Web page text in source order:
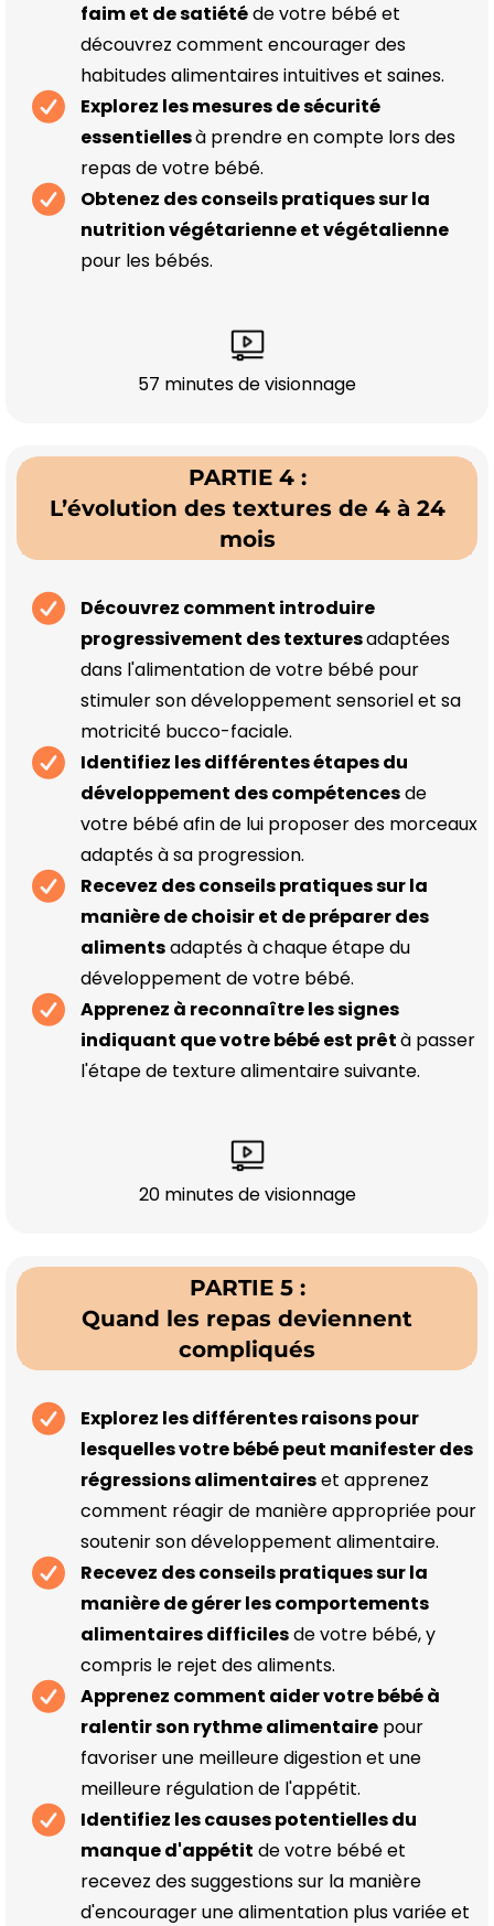
faim et de satiétéde votre bébé et
découvrez comment encourager des
habitudes alimentaires intuitives et saines.
Explorez les mesures de sécurité
essentiellesà prendre en compte lors des
repas de votre bébé.
Obtenez des conseils pratiques sur la
nutrition végétarienne et végétalienne
pour les bébés.
57 minutes de visionnage
PARTIE 4 :
L’évolution des textures de 4 à 24
mois
Découvrez comment introduire
progressivement des texturesadaptées
dans l'alimentation de votre bébé pour
stimuler son développement sensoriel et sa
motricité bucco-faciale.
Identifiez les différentes étapes du
développement des compétencesde
votre bébé afin de lui proposer des morceaux
adaptés à sa progression.
Recevez des conseils pratiques sur la
manière de choisir et de préparer des
alimentsadaptés à chaque étape du
développement de votre bébé.
Apprenez à reconnaître les signes
indiquant que votre bébé est prêtà passer
l'étape de texture alimentaire suivante.
20 minutes de visionnage
PARTIE 5 :
Quand les repas deviennent
compliqués
Explorez les différentes raisons pour
lesquelles votre bébé peut manifester des
régressions alimentaireset apprenez
comment réagir de manière appropriée pour
soutenir son développement alimentaire.
Recevez des conseils pratiques sur la
manière de gérer les comportements
alimentaires difficilesde votre bébé, y
compris le rejet des aliments.
Apprenez comment aider votre bébé à
ralentir son rythme alimentairepour
favoriser une meilleure digestion et une
meilleure régulation de l'appétit.
Identifiez les causes potentielles du
manque d'appétit de votre bébé et
recevez des suggestions sur la manière
d'encourager une alimentation plus variée et